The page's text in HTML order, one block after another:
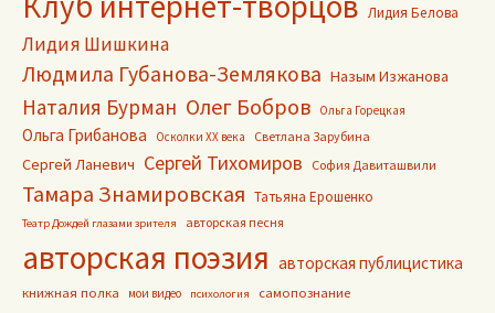
Лидия Белова
Лидия Шишкина
Людмила Губанова-Землякова Назым Изжанова
Наталия Бурман Олег Бобров Ольга Горецкая
Ольга Грибанова Осколки ХХ века Светлана Зарубина
Сергей Ланевич Сергей Тихомиров София Давиташвили
Тамара Знамировская Татьяна Ерошенко
Театр Дождей глазами зрителя авторская песня
авторская поэзия авторская публицистика
книжная полка мои видео психология самопознание